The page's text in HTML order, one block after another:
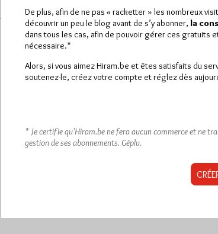
commentaires
DansDivers 3 commentaires
De plus, afin de ne pas « racketter » les nombreux
découvrir un peu le blog avant de s’y abonner, la
dans tous les cas, afin de pouvoir gérer ces gratuits
nécessaire.*
Alors, si vous aimez Hiram.be et êtes satisfaits du
soutenez-le, créez votre compte et réglez dès
* Je certifie qu’Hiram.be ne fera aucun commerce et ne
gestion de ses abonnements. Géplu.